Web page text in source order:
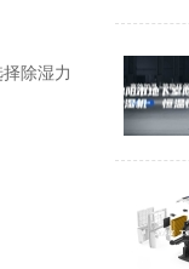
除湿力